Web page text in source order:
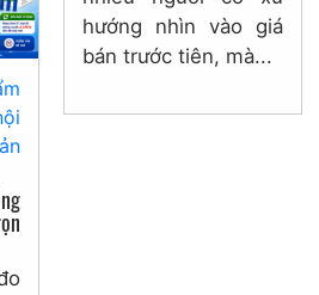
hướng nhìn vào giá
bán trước tiên, mà...